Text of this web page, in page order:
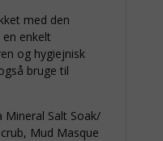
med den
enkelt
og hygiejnisk
bruge til
Salt Soak/
Mud Masque